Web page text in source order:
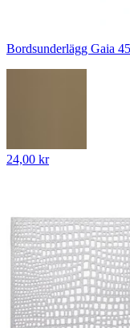
Bordsunderlägg Gaia
24,00 kr